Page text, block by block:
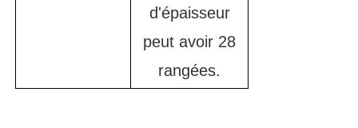
d'épaisseur
peut avoir 28
rangées.